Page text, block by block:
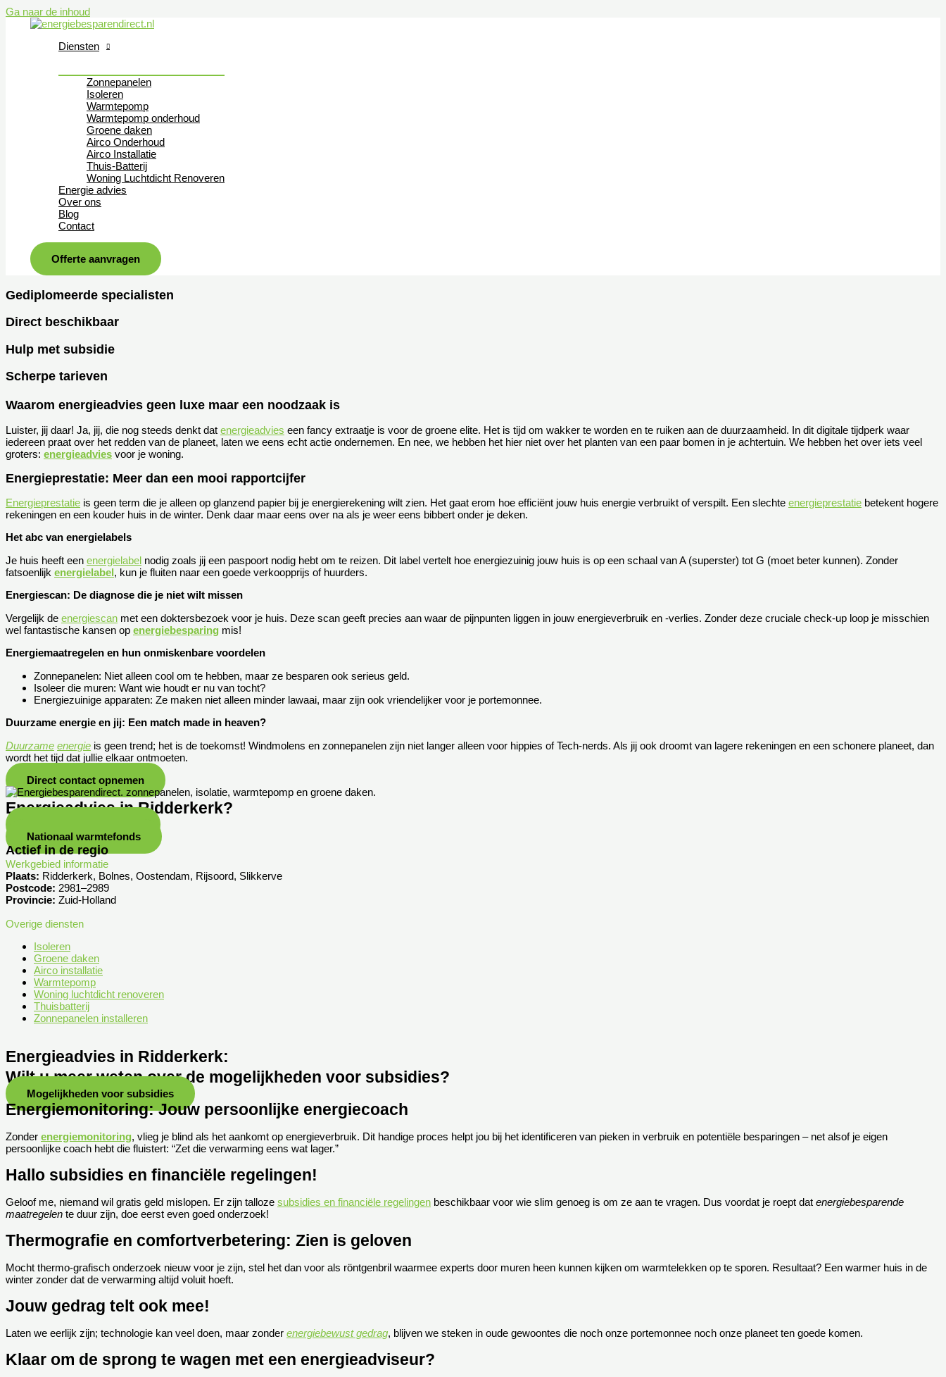
Ga naar de inhoud
Diensten
Zonnepanelen
Isoleren
Warmtepomp
Warmtepomp onderhoud
Groene daken
Airco Onderhoud
Airco Installatie
Thuis-Batterij
Woning Luchtdicht Renoveren
Energie advies
Over ons
Blog
Contact
Offerte aanvragen
Gediplomeerde specialisten
Direct beschikbaar
Hulp met subsidie
Scherpe tarieven
Waarom energieadvies geen luxe maar een noodzaak is
Luister, jij daar! Ja, jij, die nog steeds denkt dat energieadvies een fancy extraatje is voor de groene elite. Het is tijd om wakker te worden en te ruiken aan de duurzaamheid. In dit digitale tijdperk waar
iedereen praat over het redden van de planeet, laten we eens echt actie ondernemen. En nee, we hebben het hier niet over het planten van een paar bomen in je achtertuin. We hebben het over iets veel
groters: energieadvies voor je woning.
Energieprestatie: Meer dan een mooi rapportcijfer
Energieprestatie is geen term die je alleen op glanzend papier bij je energierekening wilt zien. Het gaat erom hoe efficiënt jouw huis energie verbruikt of verspilt. Een slechte energieprestatie betekent hogere
rekeningen en een kouder huis in de winter. Denk daar maar eens over na als je weer eens bibbert onder je deken.
Het abc van energielabels
Je huis heeft een energielabel nodig zoals jij een paspoort nodig hebt om te reizen. Dit label vertelt hoe energiezuinig jouw huis is op een schaal van A (superster) tot G (moet beter kunnen). Zonder
fatsoenlijk energielabel, kun je fluiten naar een goede verkoopprijs of huurders.
Energiescan: De diagnose die je niet wilt missen
Vergelijk de energiescan met een doktersbezoek voor je huis. Deze scan geeft precies aan waar de pijnpunten liggen in jouw energieverbruik en -verlies. Zonder deze cruciale check-up loop je misschien
wel fantastische kansen op energiebesparing mis!
Energiemaatregelen en hun onmiskenbare voordelen
Zonnepanelen: Niet alleen cool om te hebben, maar ze besparen ook serieus geld.
Isoleer die muren: Want wie houdt er nu van tocht?
Energiezuinige apparaten: Ze maken niet alleen minder lawaai, maar zijn ook vriendelijker voor je portemonnee.
Duurzame energie en jij: Een match made in heaven?
Duurzame energie is geen trend; het is de toekomst! Windmolens en zonnepanelen zijn niet langer alleen voor hippies of Tech-nerds. Als jij ook droomt van lagere rekeningen en een schonere planeet, dan
wordt het tijd dat jullie elkaar ontmoeten.
Direct contact opnemen
Energieadvies in Ridderkerk?
Nationaal warmtefonds
Actief in de regio
Werkgebied informatie
Plaats: Ridderkerk, Bolnes, Oostendam, Rijsoord, Slikkerve
Postcode: 2981–2989
Provincie: Zuid-Holland
Overige diensten
Isoleren
Groene daken
Airco installatie
Warmtepomp
Woning luchtdicht renoveren
Thuisbatterij
Zonnepanelen installeren
Energieadvies in Ridderkerk:
Wilt u meer weten over de mogelijkheden voor subsidies?
Mogelijkheden voor subsidies
Energiemonitoring: Jouw persoonlijke energiecoach
Zonder energiemonitoring, vlieg je blind als het aankomt op energieverbruik. Dit handige proces helpt jou bij het identificeren van pieken in verbruik en potentiële besparingen – net alsof je eigen
persoonlijke coach hebt die fluistert: “Zet die verwarming eens wat lager.”
Hallo subsidies en financiële regelingen!
Geloof me, niemand wil gratis geld mislopen. Er zijn talloze subsidies en financiële regelingen beschikbaar voor wie slim genoeg is om ze aan te vragen. Dus voordat je roept dat energiebesparende
maatregelen te duur zijn, doe eerst even goed onderzoek!
Thermografie en comfortverbetering: Zien is geloven
Mocht thermo-grafisch onderzoek nieuw voor je zijn, stel het dan voor als röntgenbril waarmee experts door muren heen kunnen kijken om warmtelekken op te sporen. Resultaat? Een warmer huis in de
winter zonder dat de verwarming altijd voluit hoeft.
Jouw gedrag telt ook mee!
Laten we eerlijk zijn; technologie kan veel doen, maar zonder energiebewust gedrag, blijven we steken in oude gewoontes die noch onze portemonnee noch onze planeet ten goede komen.
Klaar om de sprong te wagen met een energieadviseur?